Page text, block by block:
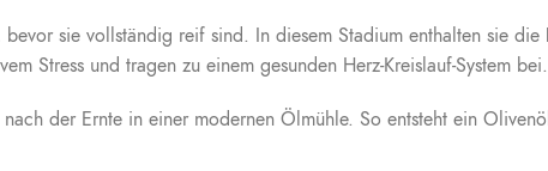
sie vollständig reif sind. In diesem Stadium enthalten sie die
Stress und tragen zu einem gesunden Herz-Kreislauf-System bei.
der Ernte in einer modernen Ölmühle. So entsteht ein